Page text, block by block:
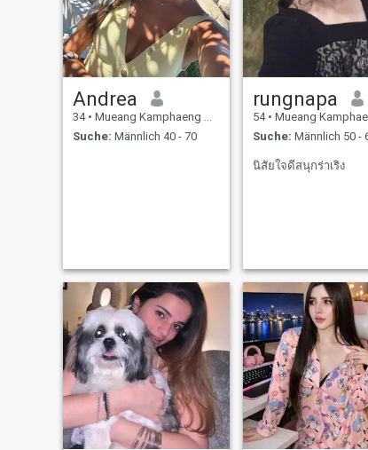
Andrea
34 • Mueang Kamphaeng Phet, Kamphaeng Phet, Thailand
Suche: Männlich 40 - 70
rungnapa
54 • Mueang Kamphaeng Phet, Kamphaeng Phet,
Suche: Männlich 50 -
นิสัยใจดีสนุกร่าเริง